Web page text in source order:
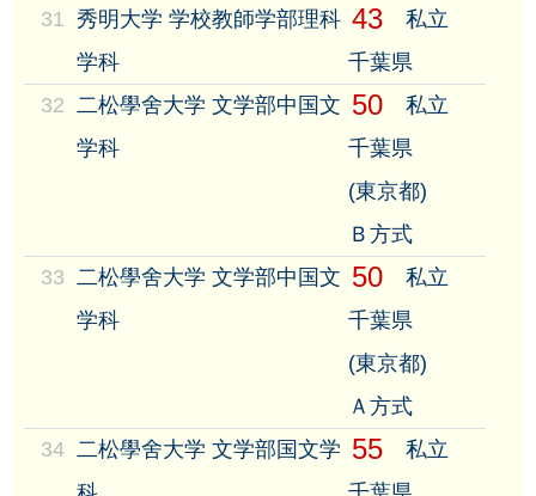
31
秀明大学 学校教師学部理科
学科
43
私立
千葉県
32 二松學舍大学 文学部中国文
学科
50
私立
千葉県
(東京都)
Ｂ方式
33 二松學舍大学 文学部中国文
学科
50
私立
千葉県
(東京都)
Ａ方式
34 二松學舍大学 文学部国文学 55
私立